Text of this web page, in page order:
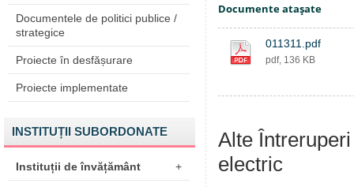
Documentele de politici publice /
strategice
Proiecte în desfășurare
Proiecte implementate
INSTITUȚII SUBORDONATE
Instituții de învățământ +
Documente ataşate
011311.pdf
pdf, 136 KB
Alte
electric